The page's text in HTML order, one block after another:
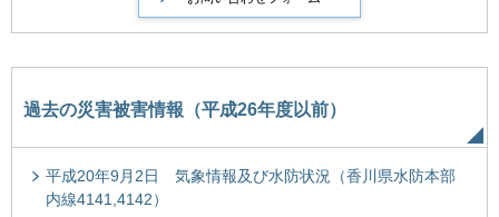
過去の災害被害情報（平成26年度以前）
平成20年9月2日 気象情報及び水防状況（香川県水防本部
内線4141,4142）